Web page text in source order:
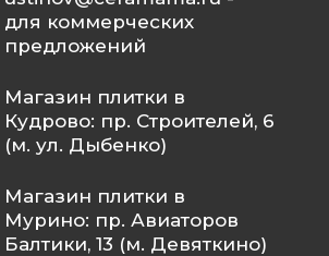
для коммерческих
предложений
Магазин плитки в
Кудрово: пр. Строителей, 6
(м. ул. Дыбенко)
Магазин плитки в
Мурино: пр. Авиаторов
Балтики, 13 (м. Девяткино)